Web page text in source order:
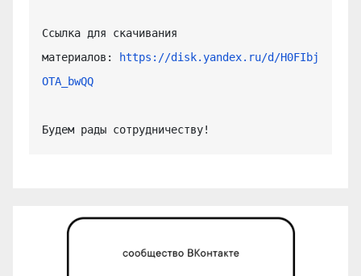
Ссылка для скачивания
материалов:
https://disk.yandex.ru/d/H0FIbj
OTA_bwQQ
Будем рады сотрудничеству!